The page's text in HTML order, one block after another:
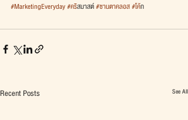
#MarketingEveryday#คริสมาสต์ #ซานตาคลอส#โค้ก
Recent Posts See All